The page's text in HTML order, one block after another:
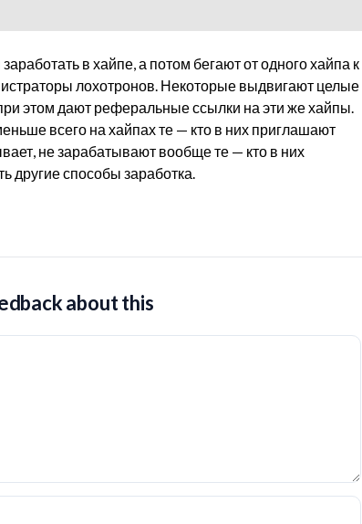
в хайпе, а потом бегают от одного хайпа к
лохотронов. Некоторые выдвигают целые
этом дают реферальные ссылки на эти же хайпы.
всего на хайпах те — кто в них приглашают
не зарабатывают вообще те — кто в них
другие способы заработка.
about this